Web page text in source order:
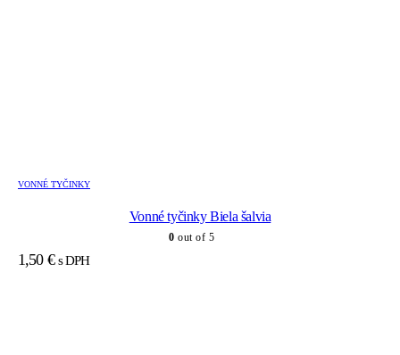
VONNÉ TYČINKY
Vonné tyčinky Biela šalvia
0 out of 5
1,50 € s DPH